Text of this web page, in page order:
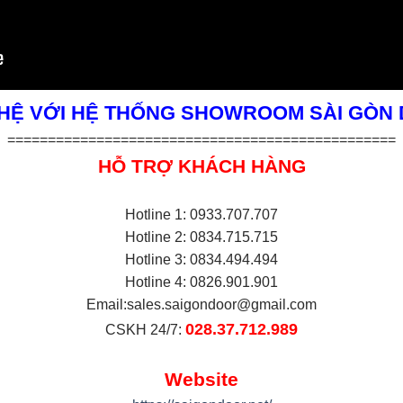
VỚI HỆ THỐNG SHOWROOM SÀI GÒN
================================================
HỖ TRỢ KHÁCH HÀNG
Hotline 1: 0933.707.707
Hotline 2: 0834.715.715
Hotline 3: 0834.494.494
Hotline 4: 0826.901.901
Email:sales.saigondoor@gmail.com
CSKH 24/7: 028.37.712.989
Website